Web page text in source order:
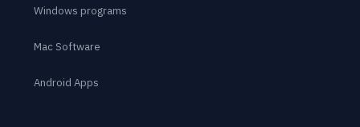
Windows programs
Mac Software
Android Apps